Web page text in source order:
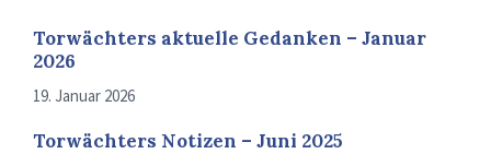
Torwächters aktuelle Gedanken – Januar
2026
19. Januar 2026
Torwächters Notizen – Juni 2025